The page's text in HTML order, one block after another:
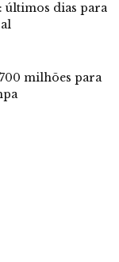
últimos dias para
milhões para